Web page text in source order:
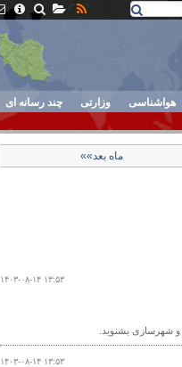
هواشناسی وزارتی چند رسانه ای
ماه بعد»»
۱۴۰۳-۰۸-۱۴ ۱۳:۵۳
و شهرسازی بشنوید.
۱۴۰۳-۰۸-۱۴ ۱۳:۵۳